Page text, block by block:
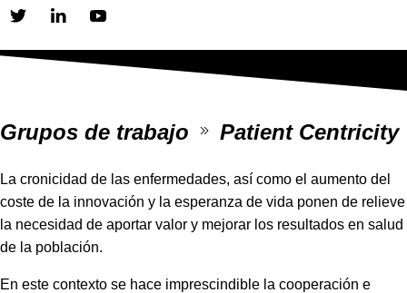
Skip
Grupos de trabajo Patient Centricity
La cronicidad de las enfermedades, así como el aumento del
coste de la innovación y la esperanza de vida ponen de relieve
la necesidad de aportar valor y mejorar los resultados en salud
de la población.
En este contexto se hace imprescindible la cooperación e